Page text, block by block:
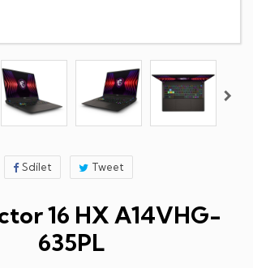
Sdílet Tweet
16 HX A14VHG-
635PL